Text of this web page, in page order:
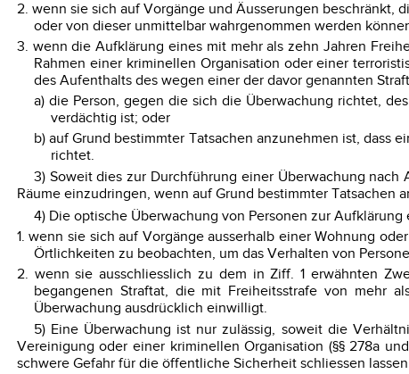
2. wenn sie sich auf Vorgänge und Äusserungen beschränkt,
oder von dieser unmittelbar wahrgenommen werden
3. wenn die Aufklärung eines mit mehr als zehn Jahren
Rahmen einer kriminellen Organisation oder einer
des Aufenthalts des wegen einer der davor genannten
a) die Person, gegen die sich die Überwachung richtet,
verdächtig ist; oder
b) auf Grund bestimmter Tatsachen anzunehmen ist, dass
richtet.
3) Soweit dies zur Durchführung einer Überwachung
Räume einzudringen, wenn auf Grund bestimmter
4) Die optische Überwachung von Personen zur Aufklärung
1. wenn sie sich auf Vorgänge ausserhalb einer Wohnung
Örtlichkeiten zu beobachten, um das Verhalten von
2. wenn sie ausschliesslich zu dem in Ziff. 1 erwähnten
begangenen Straftat, die mit Freiheitsstrafe von mehr
Überwachung ausdrücklich einwilligt.
5) Eine Überwachung ist nur zulässig, soweit die
Vereinigung oder einer kriminellen Organisation (§§ 278a
schwere Gefahr für die öffentliche Sicherheit schliessen